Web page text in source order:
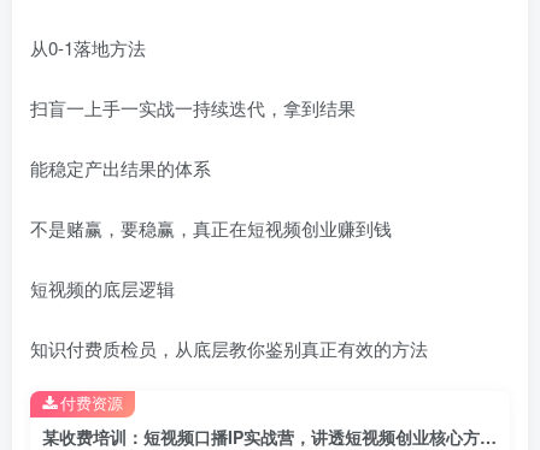
从0-1落地方法
扫盲一上手一实战一持续迭代，拿到结果
能稳定产出结果的体系
不是赌赢，要稳赢，真正在短视频创业赚到钱
短视频的底层逻辑
知识付费质检员，从底层教你鉴别真正有效的方法
某收费培训：短视频口播IP实战营，讲透短视频创业核心方法，让你真正赚到钱
付费资源